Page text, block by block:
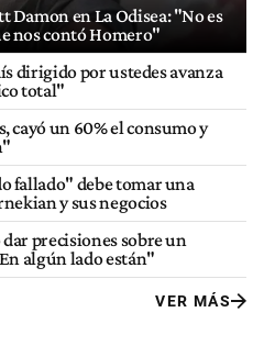
Damon en La Odisea: "No es
nos contó Homero"
dirigido por ustedes avanza
total"
cayó un 60% el consumo y
fallado" debe tomar una
y sus negocios
precisiones sobre un
algún lado están"
VER MÁS